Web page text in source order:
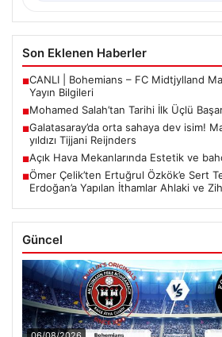
Son Eklenen Haberler
■CANLI | Bohemians – FC Midtjylland
Yayın Bilgileri
■Mohamed Salah’tan Tarihi İlk Üçlü
■Galatasaray’da orta sahaya dev isim!
yıldızı Tijjani Reijnders
■Açık Hava Mekanlarında Estetik ve
■Ömer Çelik’ten Ertuğrul Özkök’e Sert
Erdoğan’a Yapılan İthamlar Ahlaki ve
Güncel